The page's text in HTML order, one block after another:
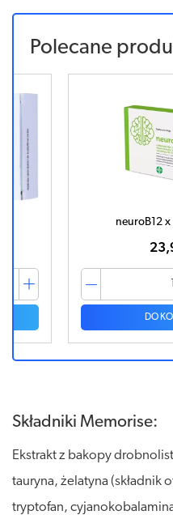
Polecane
neuroB12 x
DO
Składniki Memorise:
Ekstrakt z bakopy
tauryna, żelatyna (składnik
tryptofan,